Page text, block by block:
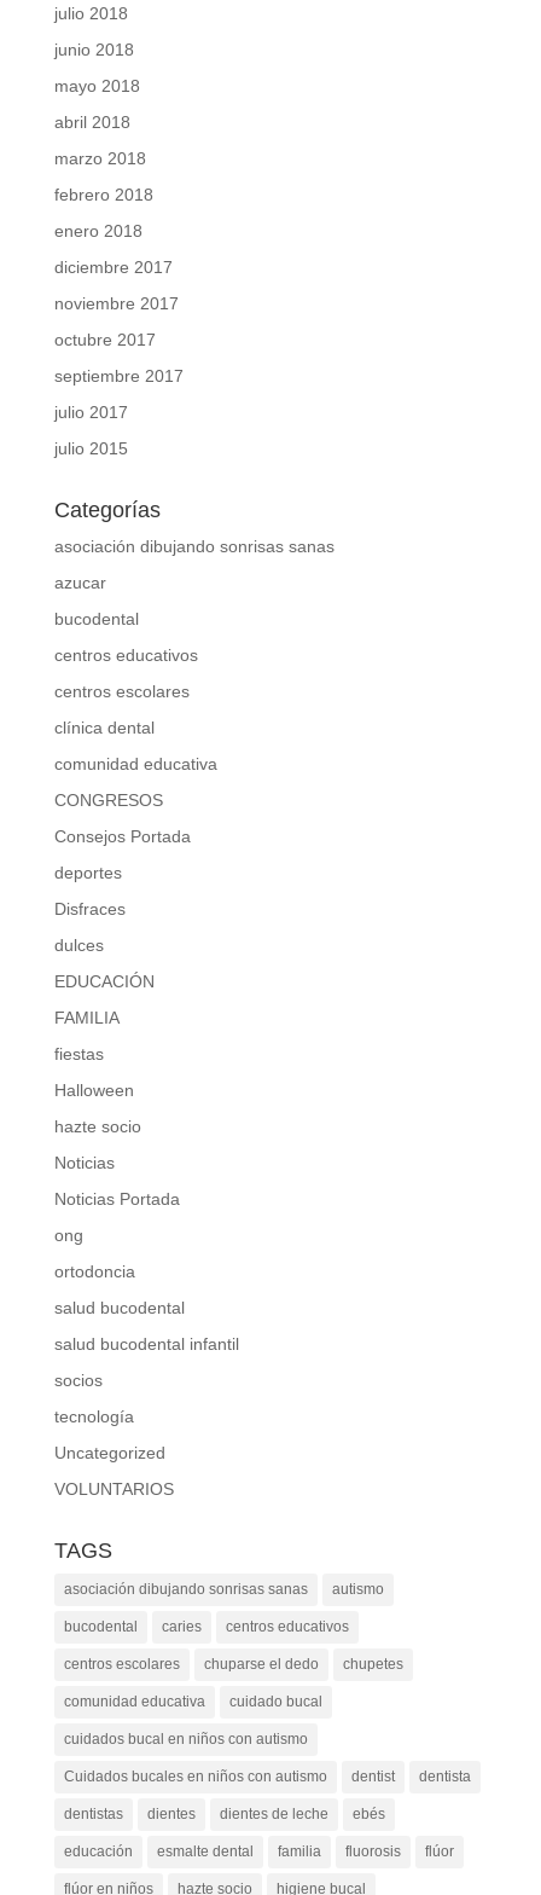
julio 2018
junio 2018
mayo 2018
abril 2018
marzo 2018
febrero 2018
enero 2018
diciembre 2017
noviembre 2017
octubre 2017
septiembre 2017
julio 2017
julio 2015
Categorías
asociación dibujando sonrisas sanas
azucar
bucodental
centros educativos
centros escolares
clínica dental
comunidad educativa
CONGRESOS
Consejos Portada
deportes
Disfraces
dulces
EDUCACIÓN
FAMILIA
fiestas
Halloween
hazte socio
Noticias
Noticias Portada
ong
ortodoncia
salud bucodental
salud bucodental infantil
socios
tecnología
Uncategorized
VOLUNTARIOS
TAGS
asociación dibujando sonrisas sanas autismo
bucodental caries centros educativos
centros escolares chuparse el dedo chupetes
comunidad educativa cuidado bucal
cuidados bucal en niños con autismo
Cuidados bucales en niños con autismo dentist dentista
dentistas dientes dientes de leche ebés
educación esmalte dental familia fluorosis flúor
flúor en niños hazte socio higiene bucal